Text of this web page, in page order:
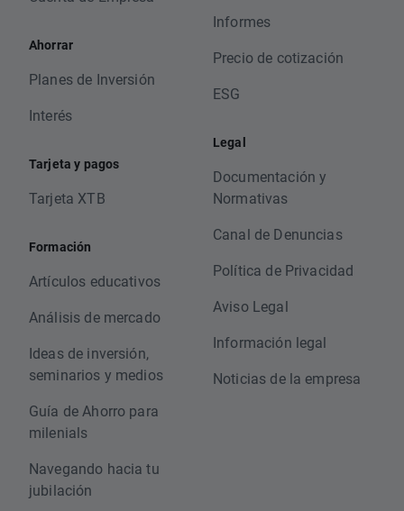
Ahorrar
Planes de Inversión
Interés
Tarjeta y pagos
Tarjeta XTB
Formación
Artículos educativos
Análisis de mercado
Ideas de inversión,
seminarios y medios
Guía de Ahorro para
milenials
Navegando hacia tu
jubilación
Informes
Precio de cotización
ESG
Legal
Documentación y
Normativas
Canal de Denuncias
Política de Privacidad
Aviso Legal
Información legal
Noticias de la empresa